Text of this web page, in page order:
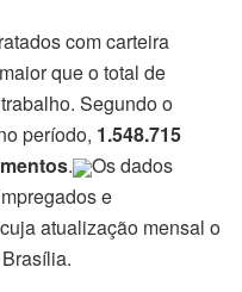
com carteira
que o total de
Segundo o
período, 1.548.715
.
Os dados
e
atualização mensal o